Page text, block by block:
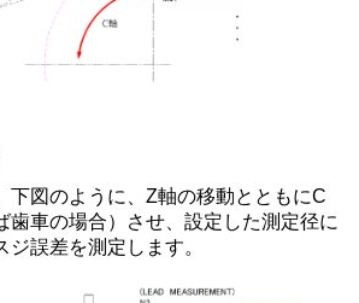
図のように、Z軸の移動とともにC
歯車の場合）させ、設定した測定径に
ジ誤差を測定します。